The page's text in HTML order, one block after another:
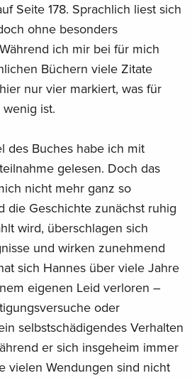
Seite 178. Sprachlich liest sich
ohne besonders
ich mir bei für mich
Büchern viele Zitate
nur vier markiert, was für
ist.
des Buches habe ich mit
gelesen. Doch das
nicht mehr ganz so
die Geschichte zunächst ruhig
wird, überschlagen sich
und wirken zunehmend
sich Hannes über viele Jahre
eigenen Leid verloren –
oder
selbstschädigendes Verhalten
er sich insgeheim immer
vielen Wendungen sind nicht